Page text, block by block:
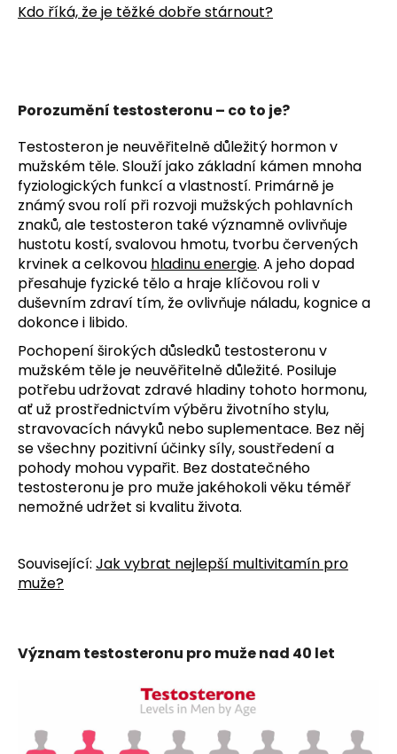
Kdo říká, že je těžké dobře stárnout?
Porozumění testosteronu – co to je?
Testosteron je neuvěřitelně důležitý hormon v
mužském těle. Slouží jako základní kámen mnoha
fyziologických funkcí a vlastností. Primárně je
známý svou rolí při rozvoji mužských pohlavních
znaků, ale testosteron také významně ovlivňuje
hustotu kostí, svalovou hmotu, tvorbu červených
krvinek a celkovou hladinu energie. A jeho dopad
přesahuje fyzické tělo a hraje klíčovou roli v
duševním zdraví tím, že ovlivňuje náladu, kognice a
dokonce i libido.
Pochopení širokých důsledků testosteronu v
mužském těle je neuvěřitelně důležité. Posiluje
potřebu udržovat zdravé hladiny tohoto hormonu,
ať už prostřednictvím výběru životního stylu,
stravovacích návyků nebo suplementace. Bez něj
se všechny pozitivní účinky síly, soustředení a
pohody mohou vypařit. Bez dostatečného
testosteronu je pro muže jakéhokoli věku téměř
nemožné udržet si kvalitu života.
Související: Jak vybrat nejlepší multivitamín pro
muže?
Význam testosteronu pro muže nad 40 let